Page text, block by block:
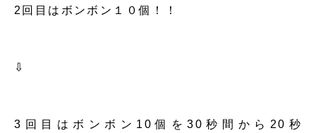
2回目はボンボン１０個！！
⇩
3回目はボンボン10個を30秒間から20秒